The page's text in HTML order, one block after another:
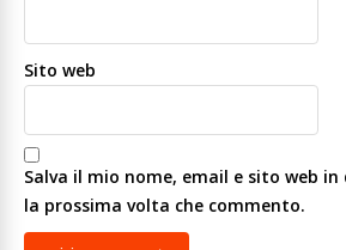
Sito web
Salva il mio nome, email e sito web
la prossima volta che commento.